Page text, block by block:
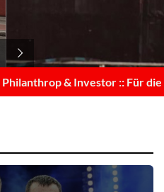
& Investor :: Für die